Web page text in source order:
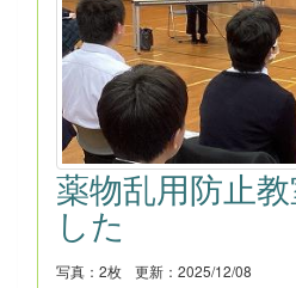
薬物乱用防止
した
写真：2枚 更新：2025/12/08